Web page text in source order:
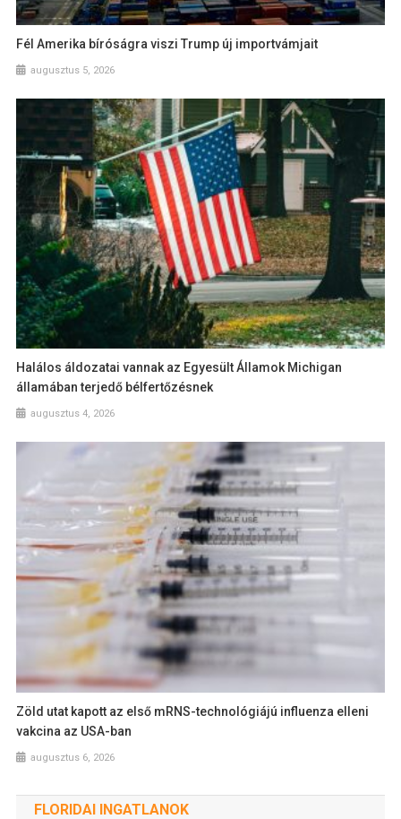
Fél Amerika bíróságra viszi Trump új importvámjait
augusztus 5, 2026
Halálos áldozatai vannak az Egyesült Államok Michigan
államában terjedő bélfertőzésnek
augusztus 4, 2026
Zöld utat kapott az első mRNS-technológiájú influenza elleni
vakcina az USA-ban
augusztus 6, 2026
FLORIDAI INGATLANOK